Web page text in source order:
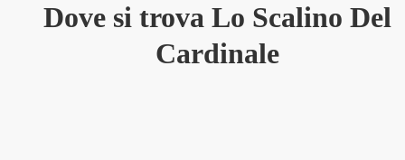
Dove si trova Lo Scalino Del
Cardinale